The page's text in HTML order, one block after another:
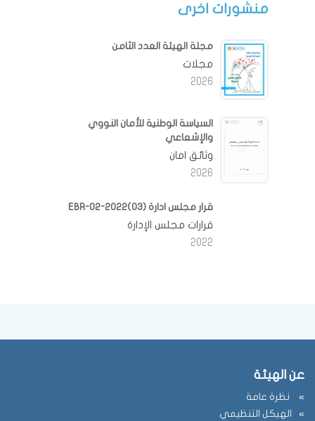
منشورات اخرى
مجلة الهيئة العدد الثامن
مجلات
2026
السياسة الوطنية للأمان النووي
والإشعاعي
وثائق امان
2026
قرار مجلس ادارة EBR-02-2022(03)
قرارات مجلس الإدارة
2022
عن الهيئة
نظرة عامة
الهيكل التنظيمي